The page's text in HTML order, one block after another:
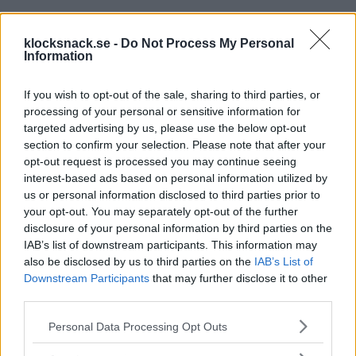
klocksnack.se - Do Not Process My Personal
Information
If you wish to opt-out of the sale, sharing to third parties, or
processing of your personal or sensitive information for
targeted advertising by us, please use the below opt-out
section to confirm your selection. Please note that after your
opt-out request is processed you may continue seeing
interest-based ads based on personal information utilized by
us or personal information disclosed to third parties prior to
your opt-out. You may separately opt-out of the further
disclosure of your personal information by third parties on the
IAB’s list of downstream participants. This information may
also be disclosed by us to third parties on the IAB’s List of
Downstream Participants that may further disclose it to other
Please note that this website/app uses one or more Google
Personal Data Processing Opt Outs